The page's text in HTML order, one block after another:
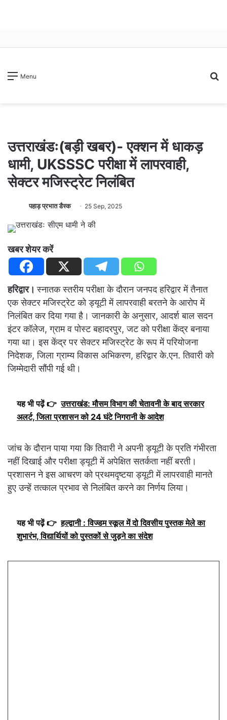
Menu
उत्तराखंडः(बड़ी खबर)- एक्शन में धाकड़
धामी, UKSSSC परीक्षा में लापरवाही,
सेक्टर मजिस्ट्रेट निलंबित
पहाड़ प्रभात डैस्क 25 Sep, 2025
खबर शेयर करें
हरिद्वार।स्नातक स्तरीय परीक्षा के दौरान जनपद हरिद्वार में तैनात
एक सेक्टर मजिस्ट्रेट को ड्यूटी में लापरवाही बरतने के आरोप में
निलंबित कर दिया गया है। जानकारी के अनुसार, आदर्श बाल सदन
इंटर कॉलेज, ग्राम व पोस्ट बहादरपुर, जट को परीक्षा केंद्र बनाया
गया था। इस केंद्र पर सेक्टर मजिस्ट्रेट के रूप में परियोजना
निदेशक, जिला ग्राम्य विकास अभिकरण, हरिद्वार के.एन. तिवारी को
जिम्मेदारी सौंपी गई थी।
यह भी पढ़ें 👉 उत्तराखंड: मौसम विभाग की चेतावनी के बाद सरकार
अलर्ट, जिला प्रशासन को 24 घंटे निगरानी के आदेश
जांच के दौरान पाया गया कि तिवारी ने अपनी ड्यूटी के प्रति गंभीरता
नहीं दिखाई और परीक्षा ड्यूटी में अपेक्षित सतर्कता नहीं बरती।
प्रशासन ने इस आचरण को प्रथमदृष्टया ड्यूटी में लापरवाही मानते
हुए उन्हें तत्काल प्रभाव से निलंबित करने का निर्णय लिया।
यह भी पढ़ें 👉 हल्द्वानी : विज्डम स्कूल में दो दिवसीय पुस्तक मेले का
शुभारंभ, विद्यार्थियों को पुस्तकों से जुड़ने का संदेश